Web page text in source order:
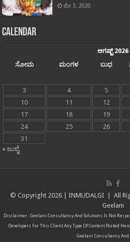
ಮೇ 3, 2020
Calendar
ಆಗಷ್ಟ್ 2026
ಸೋಮ
ಮಂಗಳ ಬುಧ
3
4 5
10
11 12
17
18 19
24
25 26
31
« ಜುಲೈ
© Copyright 2026 | INMUDALGI | All
Geelani
Disclaimer : Geelani Consultancy And Solutions Is Not
Developers For This Client Any Type Of Content Posted
Geelani Consultancy And